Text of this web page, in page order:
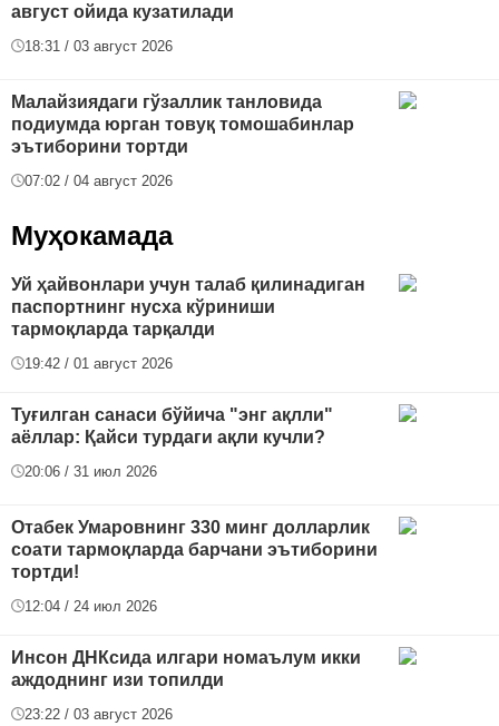
август ойида кузатилади
18:31 / 03 август 2026
Малайзиядаги гўзаллик танловида
подиумда юрган товуқ томошабинлар
эътиборини тортди
07:02 / 04 август 2026
Муҳокамада
Уй ҳайвонлари учун талаб қилинадиган
паспортнинг нусха кўриниши
тармоқларда тарқалди
19:42 / 01 август 2026
Туғилган санаси бўйича "энг ақлли"
аёллар: Қайси турдаги ақли кучли?
20:06 / 31 июл 2026
Отабек Умаровнинг 330 минг долларлик
соати тармоқларда барчани эътиборини
тортди!
12:04 / 24 июл 2026
Инсон ДНКсида илгари номаълум икки
аждоднинг изи топилди
23:22 / 03 август 2026